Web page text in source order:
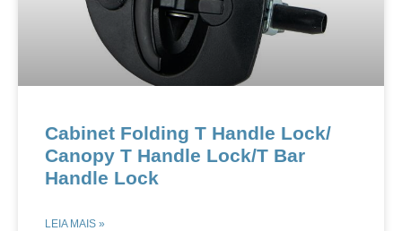
Cabinet Folding T Handle Lock​​/
Canopy T Handle Lock​​/T Bar
Handle Lock​
LEIA MAIS »